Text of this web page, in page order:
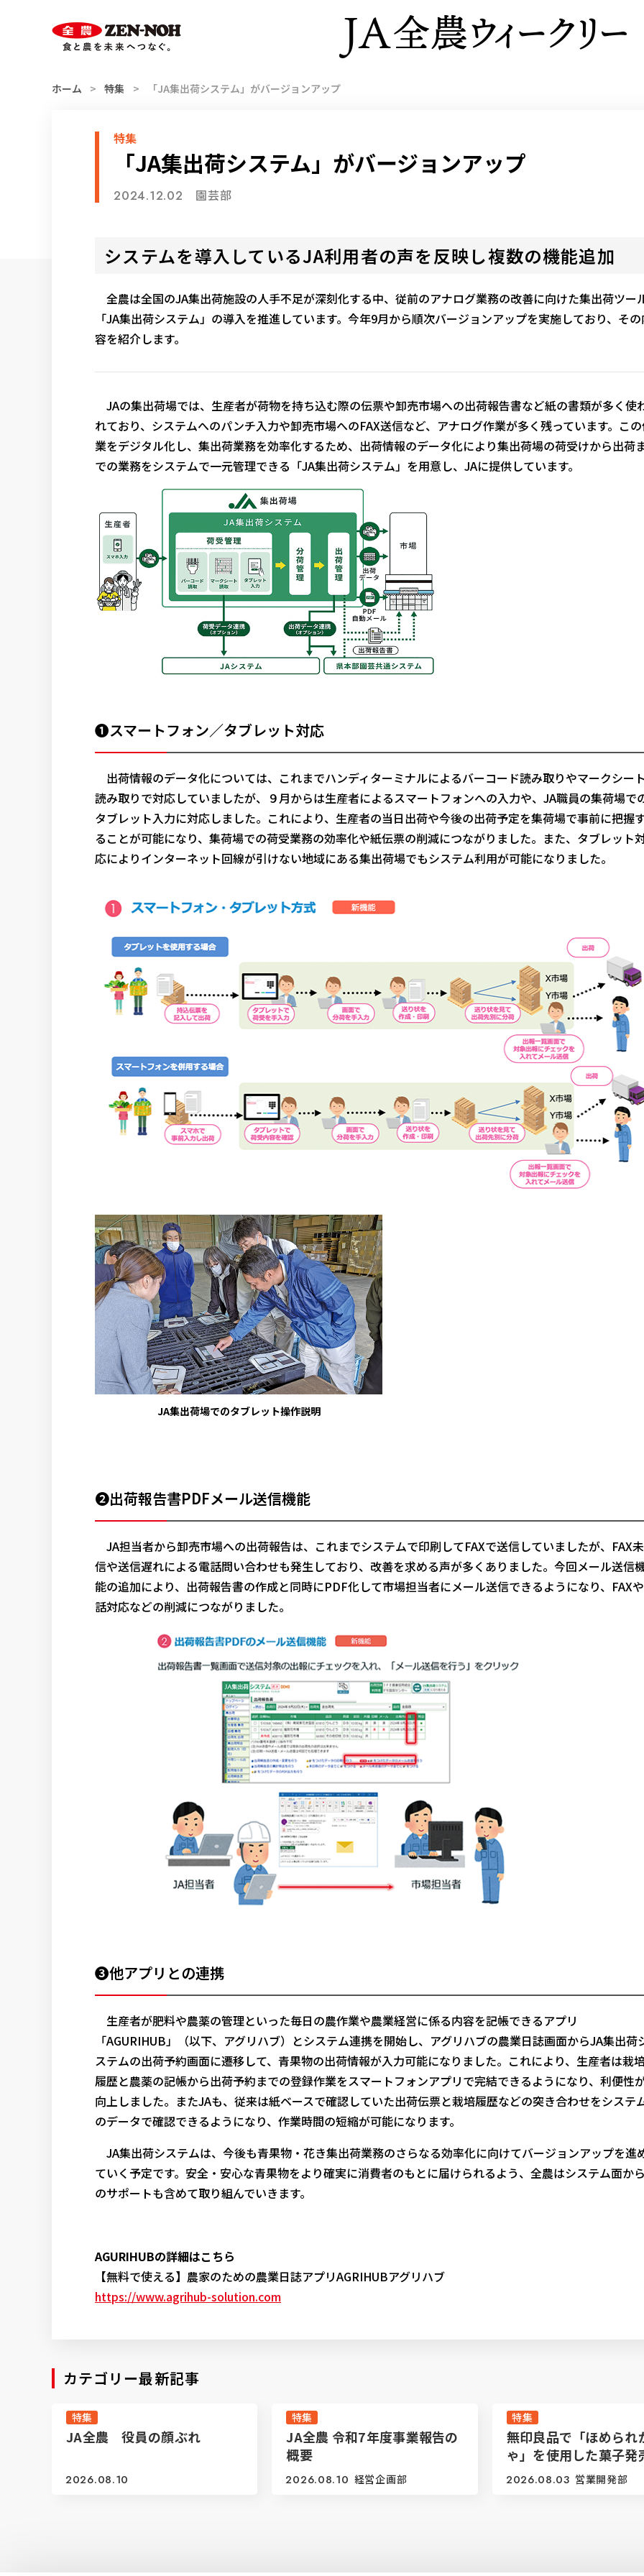
スマホ用
ハンバーガー
メニュー
ホーム 特集 「JA集出荷システム」がバージョンアップ
特集
「JA集出荷システム」がバージョンアップ
2024.12.02 園芸部
システムを導入しているJA利用者の声を反映し複数の機能追加
全農は全国のJA集出荷施設の人手不足が深刻化する中、従前のアナログ業務の改善に向けた集出荷ツー
「JA集出荷システム」の導入を推進しています。今年9月から順次バージョンアップを実施しており、その
容を紹介します。
JAの集出荷場では、生産者が荷物を持ち込む際の伝票や卸売市場への出荷報告書など紙の書類が多く使
れており、システムへのパンチ入力や卸売市場へのFAX送信など、アナログ作業が多く残っています。こ
業をデジタル化し、集出荷業務を効率化するため、出荷情報のデータ化により集出荷場の荷受けから出荷
での業務をシステムで一元管理できる「JA集出荷システム」を用意し、JAに提供しています。
❶スマートフォン／タブレット対応
出荷情報のデータ化については、これまでハンディターミナルによるバーコード読み取りやマークシート
読み取りで対応していましたが、９月からは生産者によるスマートフォンへの入力や、JA職員の集荷場で
タブレット入力に対応しました。これにより、生産者の当日出荷や今後の出荷予定を集荷場で事前に把握
ることが可能になり、集荷場での荷受業務の効率化や紙伝票の削減につながりました。また、タブレット
応によりインターネット回線が引けない地域にある集出荷場でもシステム利用が可能になりました。
JA集出荷場でのタブレット操作説明
❷出荷報告書PDFメール送信機能
JA担当者から卸売市場への出荷報告は、これまでシステムで印刷してFAXで送信していましたが、FAX
信や送信遅れによる電話問い合わせも発生しており、改善を求める声が多くありました。今回メール送信
能の追加により、出荷報告書の作成と同時にPDF化して市場担当者にメール送信できるようになり、FAX
話対応などの削減につながりました。
❸他アプリとの連携
生産者が肥料や農薬の管理といった毎日の農作業や農業経営に係る内容を記帳できるアプリ
「AGURIHUB」（以下、アグリハブ）とシステム連携を開始し、アグリハブの農業日誌画面からJA集出荷
ステムの出荷予約画面に遷移して、青果物の出荷情報が入力可能になりました。これにより、生産者は栽
履歴と農薬の記帳から出荷予約までの登録作業をスマートフォンアプリで完結できるようになり、利便性
向上しました。またJAも、従来は紙ベースで確認していた出荷伝票と栽培履歴などの突き合わせをシステ
のデータで確認できるようになり、作業時間の短縮が可能になります。
JA集出荷システムは、今後も青果物・花き集出荷業務のさらなる効率化に向けてバージョンアップを進
ていく予定です。安全・安心な青果物をより確実に消費者のもとに届けられるよう、全農はシステム面から
のサポートも含めて取り組んでいきます。
AGURIHUBの詳細はこちら
【無料で使える】農家のための農業日誌アプリAGRIHUBアグリハブ
https://www.agrihub-solution.com
カテゴリー最新記事
特集
JA全農 役員の顔ぶれ
2026.08.10
特集
JA全農 令和7年度事業報告の
概要
2026.08.10 経営企画部
特集
無印良品で「ほめられ
ゃ」を使用した菓子発
2026.08.03 営業開発部